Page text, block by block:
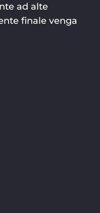
ad alte
finale venga